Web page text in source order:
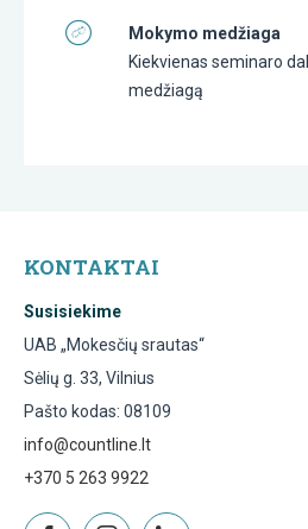
Mokymo medžiaga
Kiekvienas seminaro
medžiagą
KONTAKTAI
Susisiekime
UAB „Mokesčių srautas“
Sėlių g. 33, Vilnius
Pašto kodas: 08109
info@countline.lt
+370 5 263 9922